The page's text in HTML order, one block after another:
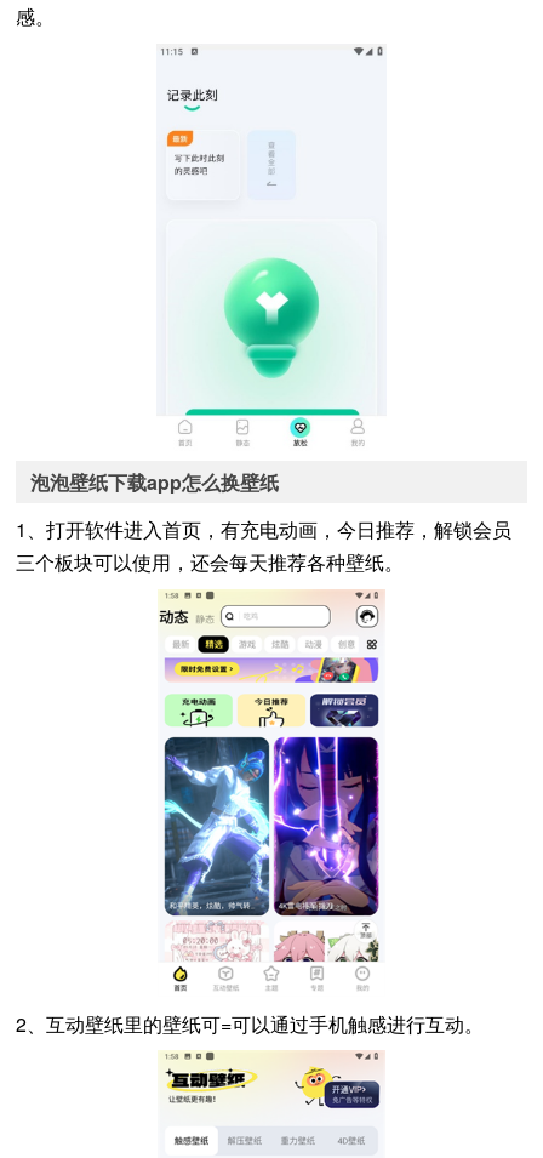
感。
泡泡壁纸下载app怎么换壁纸
1、打开软件进入首页，有充电动画，今日推荐，解锁会员
三个板块可以使用，还会每天推荐各种壁纸。
2、互动壁纸里的壁纸可=可以通过手机触感进行互动。